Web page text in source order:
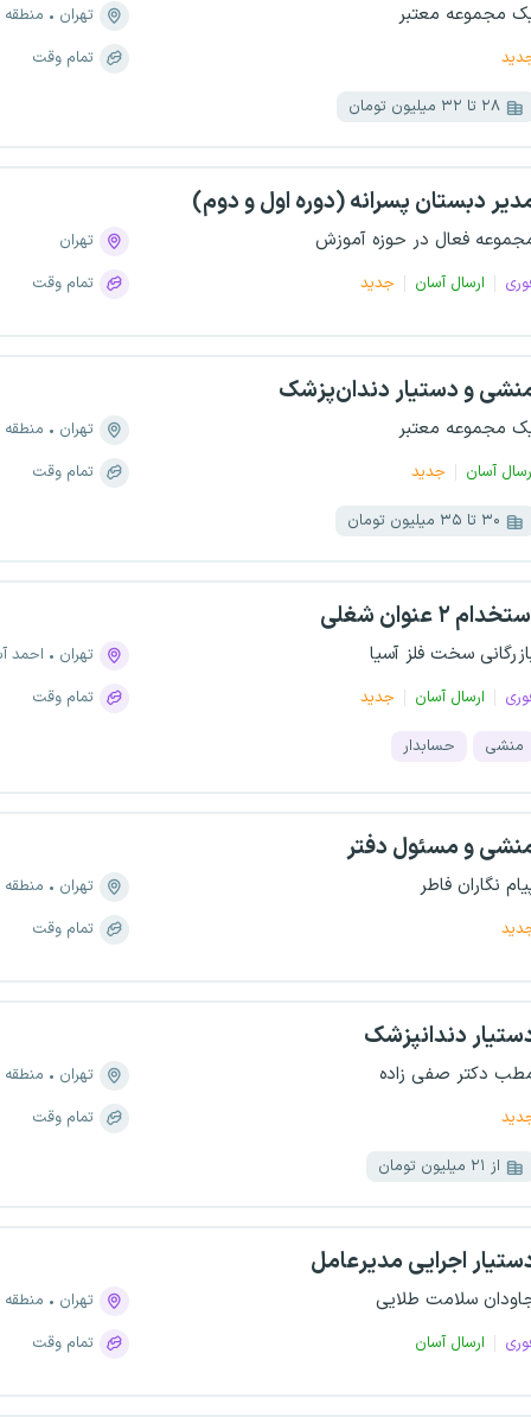
مجموعه معتبر تهران
منطقه ۲، شهرک غرب
تمام وقت
۲۸ تا ۳۲ میلیون تومان
دبستان پسرانه (دوره اول و دوم)
فعال در حوزه آموزش
ارسال آسان جدید
تهران
تمام وقت
و دستیار دندان‌پزشک
مجموعه معتبر
آسان جدید
تهران
منطقه ۳، اختیاریه
تمام وقت
۳۰ تا ۳۵ میلیون تومان
۲ عنوان شغلی
سخت فلز آسیا
ارسال آسان جدید
تهران
احمد
تمام وقت
منشی حسابدار
و مسئول دفتر
نگاران فاطر تهران
منطقه ۲، سعادت آباد
تمام وقت
دندانپزشک
دکتر صفی زاده تهران
منطقه ۳، اختیاریه
تمام وقت
از ۲۱ میلیون تومان
اجرایی مدیرعامل
سلامت طلایی
ارسال آسان
تهران
منطقه ۱، ولنجک
تمام وقت